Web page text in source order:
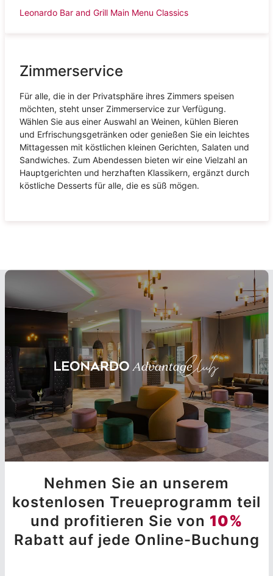
Leonardo Bar and Grill Main Menu Classics
Zimmerservice
Für alle, die in der Privatsphäre ihres Zimmers speisen
möchten, steht unser Zimmerservice zur Verfügung.
Wählen Sie aus einer Auswahl an Weinen, kühlen Bieren
und Erfrischungsgetränken oder genießen Sie ein leichtes
Mittagessen mit köstlichen kleinen Gerichten, Salaten und
Sandwiches. Zum Abendessen bieten wir eine Vielzahl an
Hauptgerichten und herzhaften Klassikern, ergänzt durch
köstliche Desserts für alle, die es süß mögen.
Nehmen Sie an unserem
kostenlosen Treueprogramm teil
und profitieren Sie von 10%
Rabatt auf jede Online-Buchung